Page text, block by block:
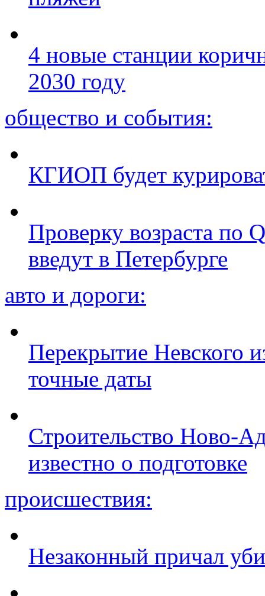
4 новые станции
2030 году
общество и события:
КГИОП будет
Проверку возраста по
введут в Петербурге
авто и дороги:
Перекрытие Невского
точные даты
Строительство Ново-
известно о подготовке
происшествия:
Незаконный причал